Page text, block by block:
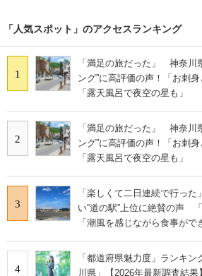
「人気スポット」のアクセスランキング
1
「満足の旅だった」 神奈川
ング”に高評価の声！「お刺
「露天風呂で夜空の星も」
2
「満足の旅だった」 神奈川
ング”に高評価の声！「お刺
「露天風呂で夜空の星も」
3
「楽しくて二日連続で行っ
い“道の駅”上位に絶賛の声
「潮風を感じながら食事がで
4
「都道府県魅力度」ランキ
川県」【2026年最新調査結果】